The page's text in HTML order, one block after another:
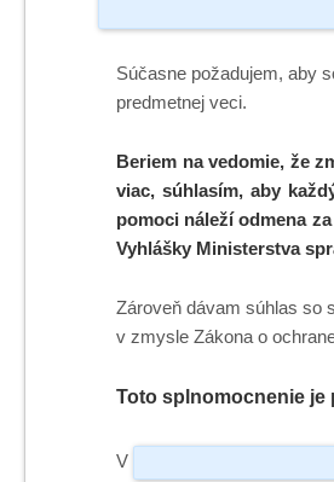
Súčasne požadujem, aby
predmetnej veci.
Beriem na vedomie, že
viac, súhlasím, aby
pomoci náleží odmena
Vyhlášky Ministerstva
Zároveň dávam súhlas so
v zmysle Zákona o
Toto splnomocnenie je
V